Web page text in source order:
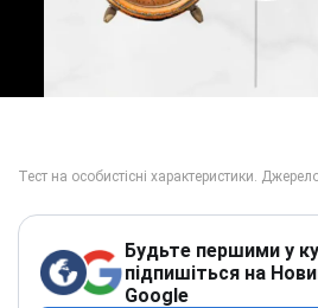
Будьте першими у
підпишіться на
Google